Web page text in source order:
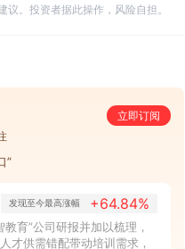
。投资者据此操作，风险自担。
立即订阅
”
发现至今最高涨幅 +64.84%
育”公司研报并加以梳理，
才供需错配带动培训需求，